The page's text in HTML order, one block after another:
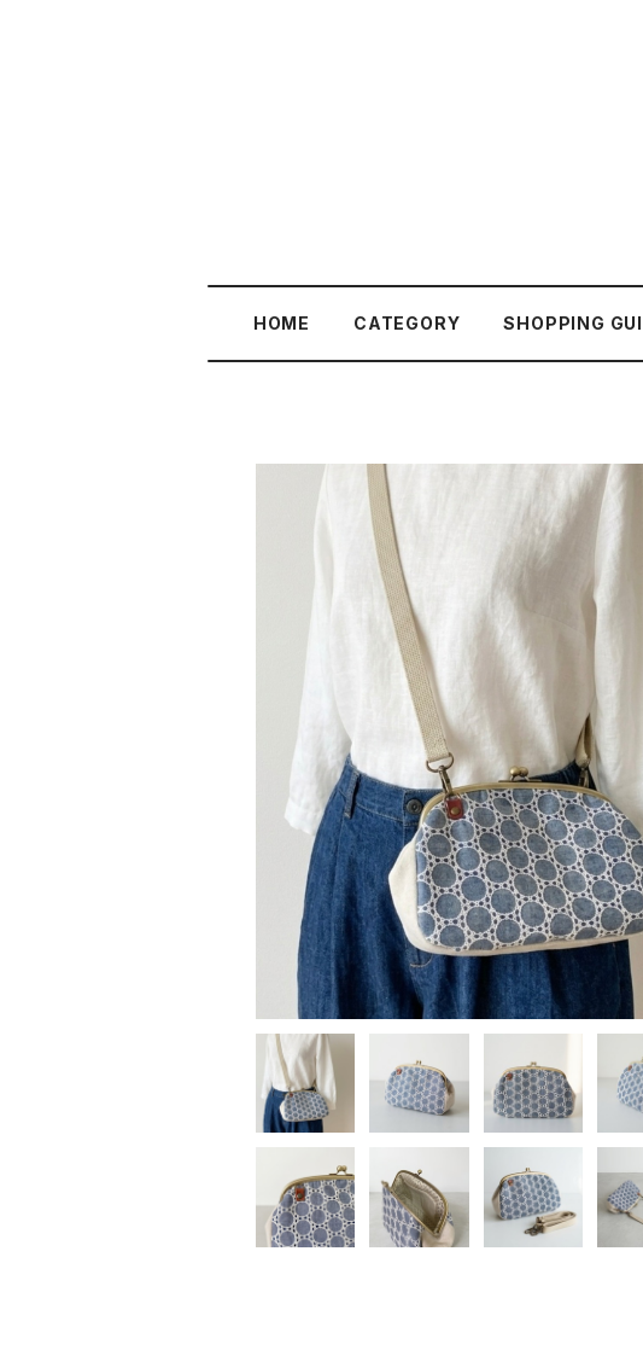
HOME CATEGORY SHOPPING